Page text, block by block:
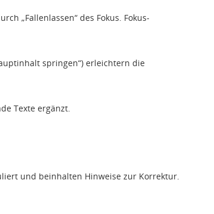
„Fallenlassen“ des Fokus. Fokus-
springen“) erleichtern die
Texte ergänzt.
und beinhalten Hinweise zur Korrektur.